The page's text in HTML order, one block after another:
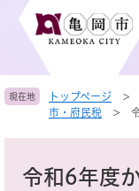
頭
す
飛
し
現在地 トップページ >
市・府民税
>
令和6年度